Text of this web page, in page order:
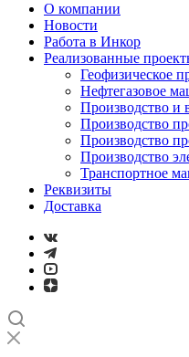
О компании
Новости
Работа в Инкор
Реализованные
Геофизическое
Нефтегазовое
Производство и
Производство
Производство
Производство
Транспортное
Реквизиты
Доставка